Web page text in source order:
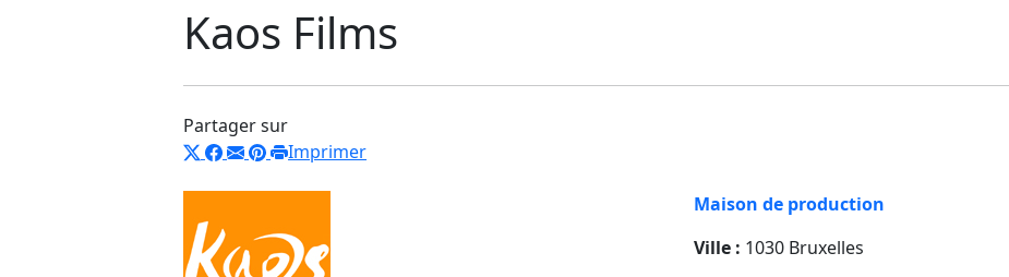
Kaos Films
Partager sur
Imprimer
Maison de production
Ville : 1030 Bruxelles